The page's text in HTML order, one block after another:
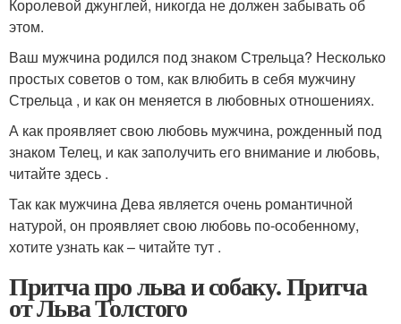
Королевой джунглей, никогда не должен забывать об
этом.
Ваш мужчина родился под знаком Стрельца? Несколько
простых советов о том, как влюбить в себя мужчину
Стрельца , и как он меняется в любовных отношениях.
А как проявляет свою любовь мужчина, рожденный под
знаком Телец, и как заполучить его внимание и любовь,
читайте здесь .
Так как мужчина Дева является очень романтичной
натурой, он проявляет свою любовь по-особенному,
хотите узнать как – читайте тут .
Притча про льва и собаку. Притча
от Льва Толстого